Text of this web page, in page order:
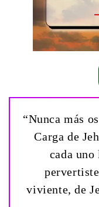
“Nunca más
Carga de
cada uno
viviente, de